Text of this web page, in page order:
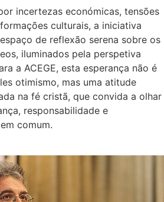
incertezas económicas, tensões
culturais, a iniciativa
de reflexão serena sobre os
iluminados pela perspetiva
a ACEGE, esta esperança não é
otimismo, mas uma atitude
na fé cristã, que convida a olhar
responsabilidade e
comum.